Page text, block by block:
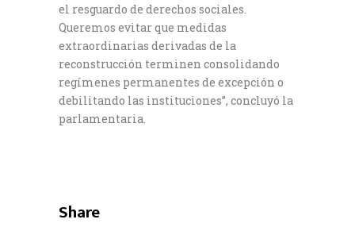
el resguardo de derechos sociales.
Queremos evitar que medidas
extraordinarias derivadas de la
reconstrucción terminen consolidando
regímenes permanentes de excepción o
debilitando las instituciones”, concluyó la
parlamentaria.
Share